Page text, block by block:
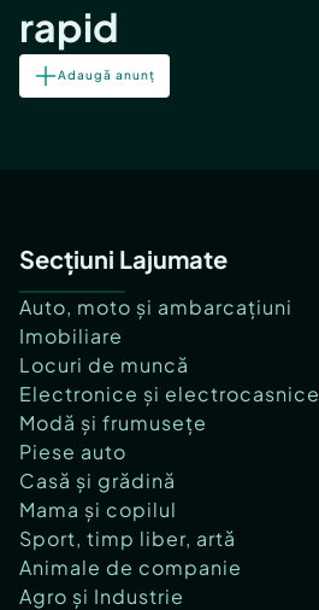
rapid
Adaugă anunț
Secțiuni Lajumate
Auto, moto și ambarcațiuni
Imobiliare
Locuri de muncă
Electronice și electrocasnice
Modă și frumusețe
Piese auto
Casă și grădină
Mama și copilul
Sport, timp liber, artă
Animale de companie
Agro și Industrie